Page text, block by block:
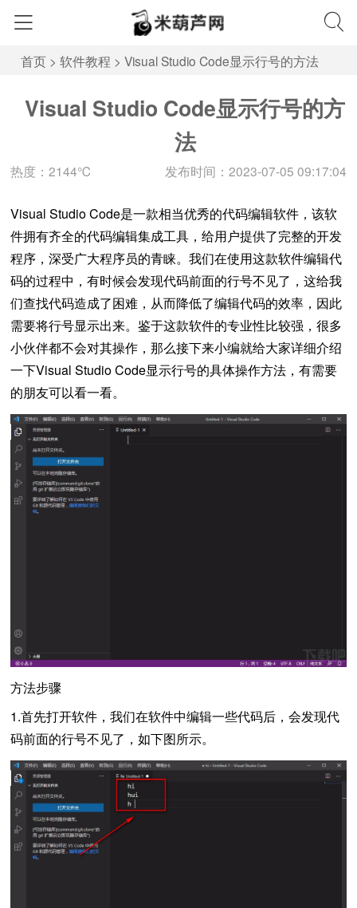
首页 > 软件教程 > Visual Studio Code显示行号的方法
Visual Studio Code显示行号的方
法
热度：2144℃ 发布时间：2023-07-05 09:17:04
Visual Studio Code是一款相当优秀的代码编辑软件，该软
件拥有齐全的代码编辑集成工具，给用户提供了完整的开发
程序，深受广大程序员的青睐。我们在使用这款软件编辑代
码的过程中，有时候会发现代码前面的行号不见了，这给我
们查找代码造成了困难，从而降低了编辑代码的效率，因此
需要将行号显示出来。鉴于这款软件的专业性比较强，很多
小伙伴都不会对其操作，那么接下来小编就给大家详细介绍
一下Visual Studio Code显示行号的具体操作方法，有需要
的朋友可以看一看。
方法步骤
1.首先打开软件，我们在软件中编辑一些代码后，会发现代
码前面的行号不见了，如下图所示。